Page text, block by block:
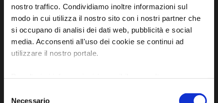
nostro traffico. Condividiamo inoltre informazioni sul
modo in cui utilizza il nostro sito con i nostri partner che
si occupano di analisi dei dati web, pubblicità e social
media. Acconsenti all'uso dei cookie se continui ad
utilizzare il nostro portale.
Necessario